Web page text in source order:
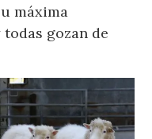
máxima
todas gozan de